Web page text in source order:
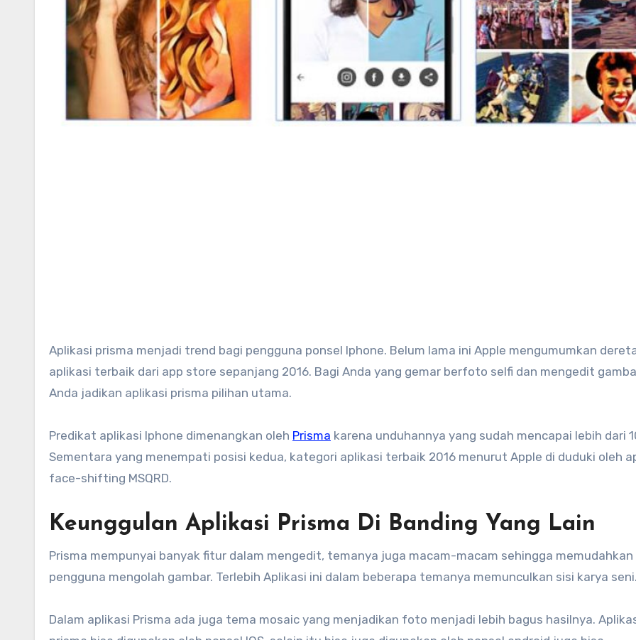
Aplikasi prisma menjadi trend bagi pengguna ponsel Iphone. Belum lama ini Apple mengumumkan deretan
aplikasi terbaik dari app store sepanjang 2016. Bagi Anda yang gemar berfoto selfi dan mengedit
Anda jadikan aplikasi prisma pilihan utama.
Predikat aplikasi Iphone dimenangkan oleh Prisma karena unduhannya yang sudah mencapai lebih dari
Sementara yang menempati posisi kedua, kategori aplikasi terbaik 2016 menurut Apple di duduki oleh
face-shifting MSQRD.
Keunggulan Aplikasi Prisma Di Banding Yang Lain
Prisma mempunyai banyak fitur dalam mengedit, temanya juga macam-macam sehingga memudahkan
pengguna mengolah gambar. Terlebih Aplikasi ini dalam beberapa temanya memunculkan sisi karya seni.
Dalam aplikasi Prisma ada juga tema mosaic yang menjadikan foto menjadi lebih bagus hasilnya.